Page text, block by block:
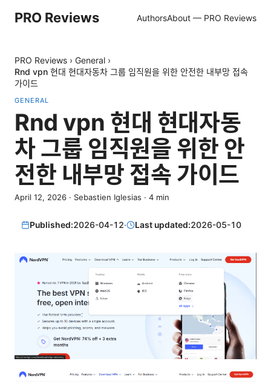
PRO Reviews AuthorsAbout — PRO Reviews
PRO Reviews › General ›
Rnd vpn 현대 현대자동차 그룹 임직원을 위한 안전한 내부망 접속
가이드
GENERAL
Rnd vpn 현대 현대자동
차 그룹 임직원을 위한 안
전한 내부망 접속 가이드
April 12, 2026 · Sebastien Iglesias · 4 min
Published:2026-04-12· Last updated:2026-05-10